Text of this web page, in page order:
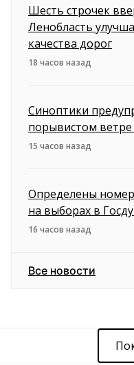
Шесть строчек
Ленобласть
качества дорог
18 часов назад
Синоптики
порывистом ветре
15 часов назад
Определены
на выборах в
16 часов назад
Все новости